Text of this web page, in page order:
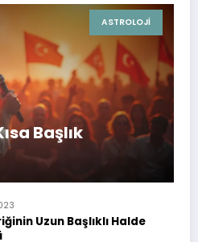
ASTROLOJI
Başlık
Uzun Başlıklı Halde